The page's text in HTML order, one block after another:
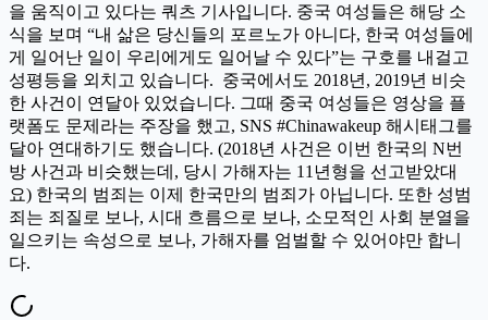
을 움직이고 있다는 쿼츠 기사입니다. 중국 여성들은 해당 소
식을 보며 “내 삶은 당신들의 포르노가 아니다, 한국 여성들에
게 일어난 일이 우리에게도 일어날 수 있다”는 구호를 내걸고
성평등을 외치고 있습니다. 중국에서도 2018년, 2019년 비슷
한 사건이 연달아 있었습니다. 그때 중국 여성들은 영상을 플
랫폼도 문제라는 주장을 했고, SNS #Chinawakeup 해시태그를
달아 연대하기도 했습니다. (2018년 사건은 이번 한국의 N번
방 사건과 비슷했는데, 당시 가해자는 11년형을 선고받았대
요) 한국의 범죄는 이제 한국만의 범죄가 아닙니다. 또한 성범
죄는 죄질로 보나, 시대 흐름으로 보나, 소모적인 사회 분열을
일으키는 속성으로 보나, 가해자를 엄벌할 수 있어야만 합니
다.